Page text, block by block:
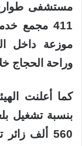
411 مجمع
موزعة داخل
وراحة الحجاج
كما أعلنت